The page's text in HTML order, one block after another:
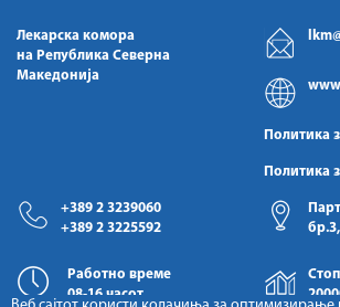
Лекарска комора
на Република Северна
Македонија
Политика
Политика
+389 2 3239060
+389 2 3225592
Работно време
08-16 часот